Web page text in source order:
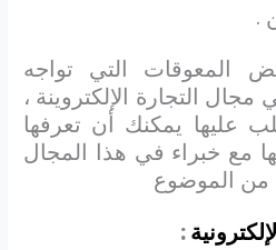
.
المعوقات التي تواجه
التجارة الإلكتروينة ،
عليها يمكنك أن تعرفها
مع خبراء في هذا المجال
من الموضوع
: